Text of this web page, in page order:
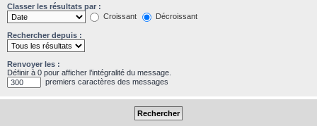
Classer les résultats par :
Croissant
Décroissant
Rechercher depuis :
Renvoyer les :
Définir à 0 pour afficher l’intégralité du message.
premiers caractères des messages